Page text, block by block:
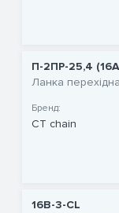
П-2ПР-25,4
Ланка перехідна
Бренд:
CT chain
16B-3-CL